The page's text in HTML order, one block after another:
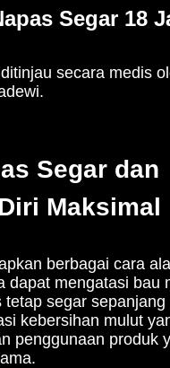
Segar 18
secara medis
Segar dan
Maksimal
berbagai cara
dapat mengatasi bau
tetap segar
kebersihan mulut
penggunaan produk